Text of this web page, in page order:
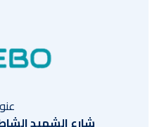
شارع الشهيد